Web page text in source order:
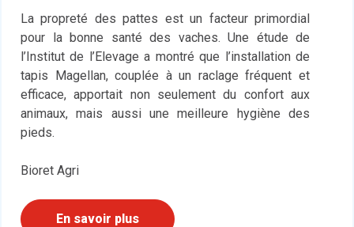
La propreté des pattes est un facteur primordial
pour la bonne santé des vaches. Une étude de
l’Institut de l’Elevage a montré que l’installation de
tapis Magellan, couplée à un raclage fréquent et
efficace, apportait non seulement du confort aux
animaux, mais aussi une meilleure hygiène des
pieds.
Bioret Agri
En savoir plus